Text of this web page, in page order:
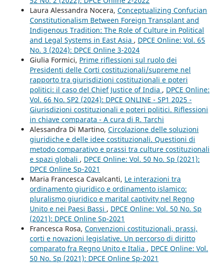
Laura Alessandra Nocera, Conceptualizing Confucian
Constitutionalism Between Foreign Transplant and
Indigenous Tradition: The Role of Culture in Political
and Legal Systems in East Asia , DPCE Online: Vol. 65
No. 3 (2024): DPCE Online 3-2024
Giulia Formici, Prime riflessioni sul ruolo dei
Presidenti delle Corti costituzionali/supreme nel
rapporto tra giurisdizioni costituzionali e poteri
politici: il caso del Chief Justice of India , DPCE Online:
Vol. 66 No. SP2 (2024): DPCE ONLINE - SP1 2025 -
Giurisdizioni costituzionali e poteri politici. Riflessioni
in chiave comparata - A cura di R. Tarchi
Alessandra Di Martino, Circolazione delle soluzioni
giuridiche e delle idee costituzionali. Questioni di
metodo comparativo e prassi tra culture costituzionali
e spazi globali , DPCE Online: Vol. 50 No. Sp (2021):
DPCE Online Sp-2021
Maria Francesca Cavalcanti, Le interazioni tra
ordinamento giuridico e ordinamento islamico:
pluralismo giuridico e marital captivity nel Regno
Unito e nei Paesi Bassi , DPCE Online: Vol. 50 No. Sp
(2021): DPCE Online Sp-2021
Francesca Rosa, Convenzioni costituzionali, prassi,
corti e novazioni legislative. Un percorso di diritto
comparato fra Regno Unito e Italia , DPCE Online: Vol.
50 No. Sp (2021): DPCE Online Sp-2021